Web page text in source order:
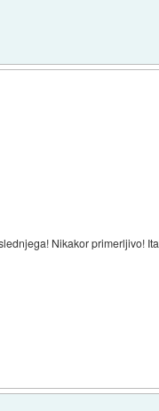
Nikakor primerljivo!